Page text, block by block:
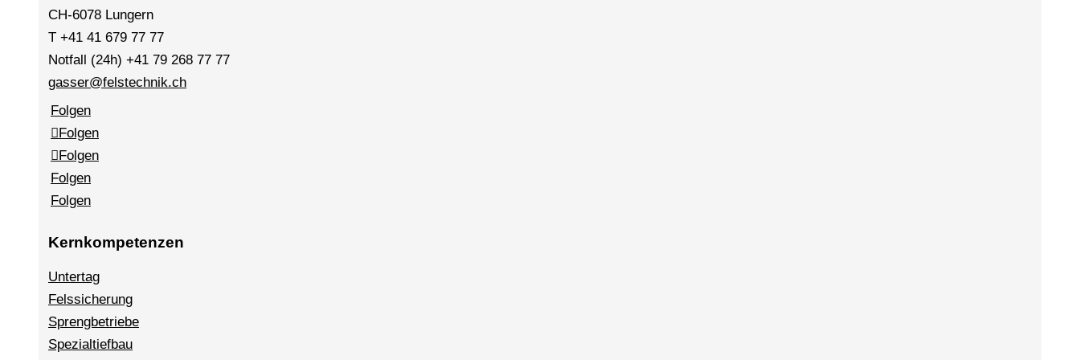
CH-6078 Lungern
T +41 41 679 77 77
Notfall (24h) +41 79 268 77 77
gasser@felstechnik.ch
Folgen
Folgen
Folgen
Folgen
Folgen
Kernkompetenzen
Untertag
Felssicherung
Sprengbetriebe
Spezialtiefbau